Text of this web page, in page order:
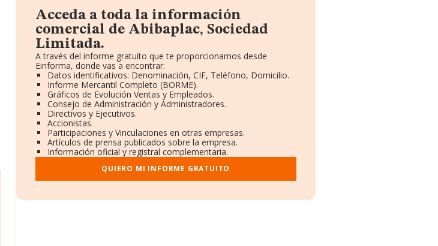
Acceda a toda la información
comercial de Abibaplac, Sociedad
Limitada.
A través del informe gratuito que te proporcionamos desde
Einforma, donde vas a encontrar:
Datos identificativos: Denominación, CIF, Teléfono, Domicilio.
Informe Mercantil Completo (BORME).
Gráficos de Evolución Ventas y Empleados.
Consejo de Administración y Administradores.
Directivos y Ejecutivos.
Accionistas.
Participaciones y Vinculaciones en otras empresas.
Artículos de prensa publicados sobre la empresa.
Información oficial y registral complementaria.
QUIERO MI INFORME GRATUITO